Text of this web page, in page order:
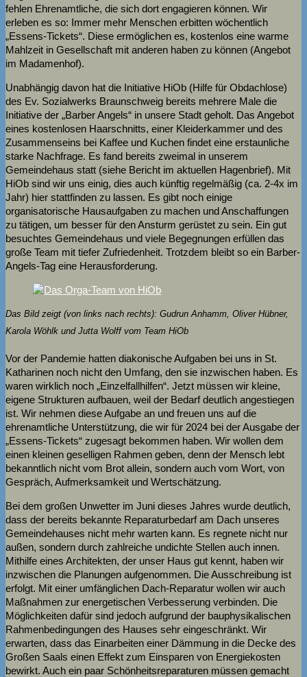
fehlen Ehrenamtliche, die sich dort engagieren können. Wir
erleben es so: Immer mehr Menschen erbitten wöchentlich
„Essens-Tickets“. Diese ermöglichen es, kostenlos eine warme
Mahlzeit in Gesellschaft mit anderen haben zu können (Angebot
im Madamenhof).
Unabhängig davon hat die Initiative HiOb (Hilfe für Obdachlose)
des Ev. Sozialwerks Braunschweig bereits mehrere Male die
Initiative der „Barber Angels“ in unsere Stadt geholt. Das Angebot
eines kostenlosen Haarschnitts, einer Kleiderkammer und des
Zusammenseins bei Kaffee und Kuchen findet eine erstaunliche
starke Nachfrage. Es fand bereits zweimal in unserem
Gemeindehaus statt (siehe Bericht im aktuellen Hagenbrief). Mit
HiOb sind wir uns einig, dies auch künftig regelmäßig (ca. 2-4x im
Jahr) hier stattfinden zu lassen. Es gibt noch einige
organisatorische Hausaufgaben zu machen und Anschaffungen
zu tätigen, um besser für den Ansturm gerüstet zu sein. Ein gut
besuchtes Gemeindehaus und viele Begegnungen erfüllen das
große Team mit tiefer Zufriedenheit. Trotzdem bleibt so ein Barber-
Angels-Tag eine Herausforderung.
Das Bild zeigt (von links nach rechts): Gudrun Anhamm, Oliver Hübner,
Karola Wöhlk und Jutta Wolff vom Team HiOb
Vor der Pandemie hatten diakonische Aufgaben bei uns in St.
Katharinen noch nicht den Umfang, den sie inzwischen haben. Es
waren wirklich noch „Einzelfallhilfen“. Jetzt müssen wir kleine,
eigene Strukturen aufbauen, weil der Bedarf deutlich angestiegen
ist. Wir nehmen diese Aufgabe an und freuen uns auf die
ehrenamtliche Unterstützung, die wir für 2024 bei der Ausgabe der
„Essens-Tickets“ zugesagt bekommen haben. Wir wollen dem
einen kleinen geselligen Rahmen geben, denn der Mensch lebt
bekanntlich nicht vom Brot allein, sondern auch vom Wort, von
Gespräch, Aufmerksamkeit und Wertschätzung.
Bei dem großen Unwetter im Juni dieses Jahres wurde deutlich,
dass der bereits bekannte Reparaturbedarf am Dach unseres
Gemeindehauses nicht mehr warten kann. Es regnete nicht nur
außen, sondern durch zahlreiche undichte Stellen auch innen.
Mithilfe eines Architekten, der unser Haus gut kennt, haben wir
inzwischen die Planungen aufgenommen. Die Ausschreibung ist
erfolgt. Mit einer umfänglichen Dach-Reparatur wollen wir auch
Maßnahmen zur energetischen Verbesserung verbinden. Die
Möglichkeiten dafür sind jedoch aufgrund der bauphysikalischen
Rahmenbedingungen des Hauses sehr eingeschränkt. Wir
erwarten, dass das Einarbeiten einer Dämmung in die Decke des
Großen Saals einen Effekt zum Einsparen von Energiekosten
bewirkt. Auch ein paar Schönheitsreparaturen müssen gemacht